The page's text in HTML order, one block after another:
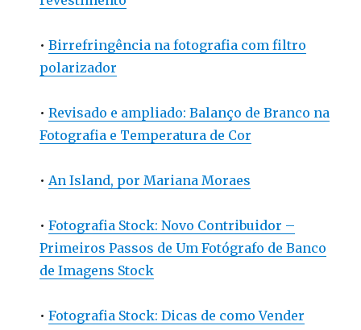
•Birrefringência na fotografia com filtro
polarizador
•Revisado e ampliado: Balanço de Branco na
Fotografia e Temperatura de Cor
•An Island, por Mariana Moraes
•Fotografia Stock: Novo Contribuidor –
Primeiros Passos de Um Fotógrafo de Banco
de Imagens Stock
•Fotografia Stock: Dicas de como Vender